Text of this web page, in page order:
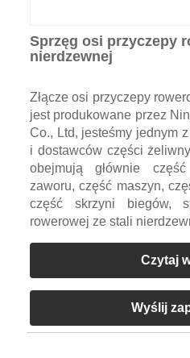
Sprzęg osi przyczepy
nierdzewnej
Złącze osi przyczepy
jest produkowane przez
Co., Ltd, jesteśmy jednym
i dostawców części
obejmują głównie
zaworu, część maszyn,
część skrzyni biegów,
rowerowej ze stali
Czytaj
Wyślij